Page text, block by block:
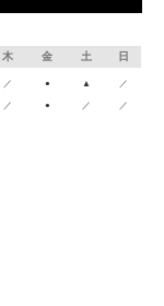
木 金 土 日
／ ● ▲ ／
／ ● ／ ／